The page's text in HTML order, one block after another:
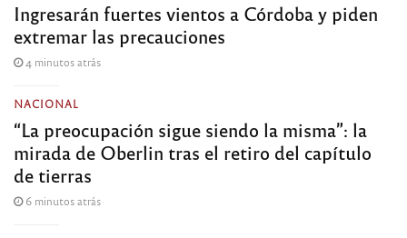
Ingresarán fuertes vientos a Córdoba y piden
extremar las precauciones
4 minutos atrás
NACIONAL
“La preocupación sigue siendo la misma”: la
mirada de Oberlin tras el retiro del capítulo
de tierras
6 minutos atrás